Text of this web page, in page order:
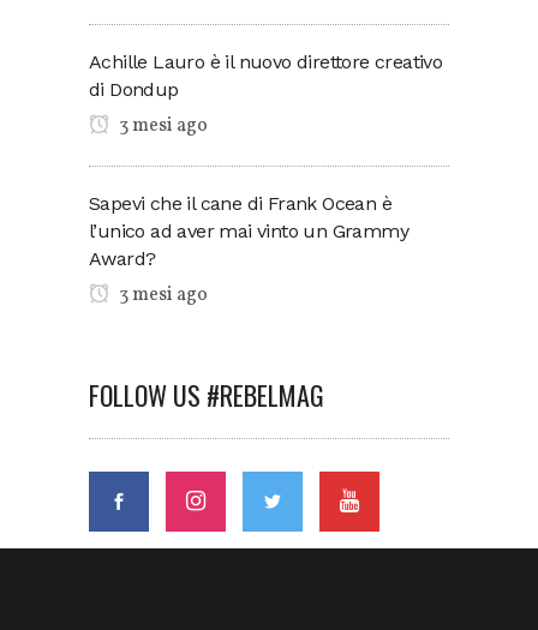
Achille Lauro è il nuovo direttore creativo
di Dondup
3 mesi ago
Sapevi che il cane di Frank Ocean è
l’unico ad aver mai vinto un Grammy
Award?
3 mesi ago
FOLLOW US #REBELMAG